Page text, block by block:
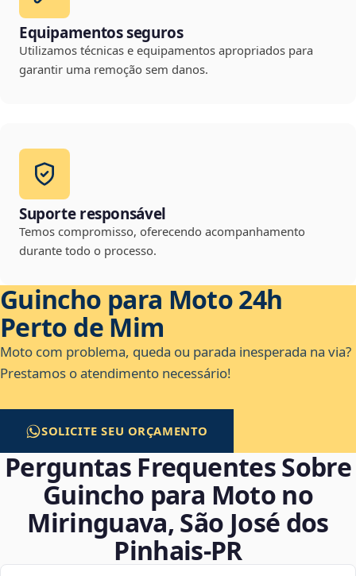
Equipamentos seguros
Utilizamos técnicas e equipamentos apropriados para
garantir uma remoção sem danos.
Suporte responsável
Temos compromisso, oferecendo acompanhamento
durante todo o processo.
Guincho para Moto 24h
Perto de Mim
Moto com problema, queda ou parada inesperada na via?
Prestamos o atendimento necessário!
SOLICITE SEU ORÇAMENTO
Perguntas Frequentes Sobre
Guincho para Moto no
Miringuava, São José dos
Pinhais‑PR